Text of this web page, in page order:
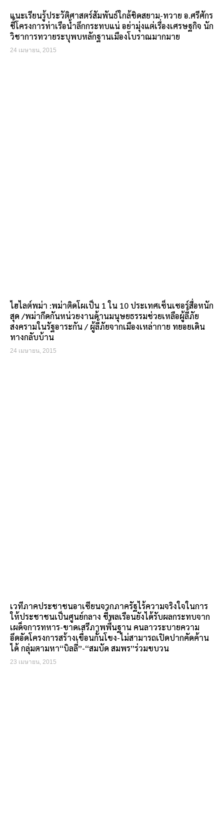
แนะเรียนรู้ประวัติศาสตร์สัมพันธ์ใกล้ชิดสยาม-ทวาย อ.ศรีศักร
ชี้โครงการท่าเรือน้ำลึกกระทบแน่ อย่ามุ่งแต่เรื่องเศรษฐกิจ นัก
วิชาการทวายระบุพบหลักฐานเมืองโบราณมากมาย
24 เมษายน, 2015
ไฮไลต์พม่า :พม่าติดโผเป็น 1 ใน 10 ประเทศเซ็นเซอร์สื่อหนัก
สุด /พม่ากีดกันหน่วยงานด้านมนุษยธรรมช่วยเหลือผู้ลี้ภัย
สงครามในรัฐอาระกัน / ผู้ลี้ภัยจากเมืองเหล่ากาย ทยอยเดิน
ทางกลับบ้าน
24 เมษายน, 2015
เวทีภาคประชาชนอาเซียนจวกภาครัฐไร้ความจริงใจในการ
ให้ประชาชนเป็นศูนย์กลาง ชี้พลเรือนยังได้รับผลกระทบจาก
เผด็จการทหาร-ขาดเสรีภาพพื้นฐาน คนลาวระบายความ
อึดอัดโครงการสร้างเขื่อนกั้นโขง-ไม่สามารถเปิดปากคัดค้าน
ได้ กลุ่มตามหา“บิลลี่”-“สมบัด สมพร”ร่วมขบวน
23 เมษายน, 2015